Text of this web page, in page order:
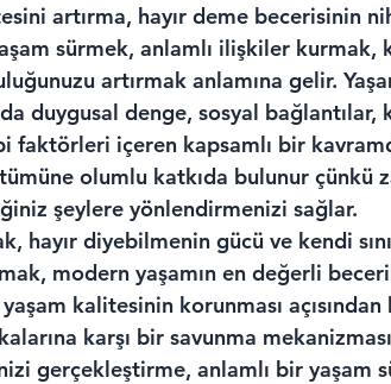
artırma, hayır deme becerisinin
sürmek, anlamlı ilişkiler
artırmak anlamına gelir.
duygusal denge, sosyal bağlantılar,
faktörleri içeren kapsamlı bir
olumlu katkıda bulunur çünkü
şeylere yönlendirmenizi sağlar.
hayır diyebilmenin gücü ve kendi
modern yaşamın en değerli
yaşam kalitesinin korunması
karşı bir savunma
gerçekleştirme, anlamlı bir yaşam